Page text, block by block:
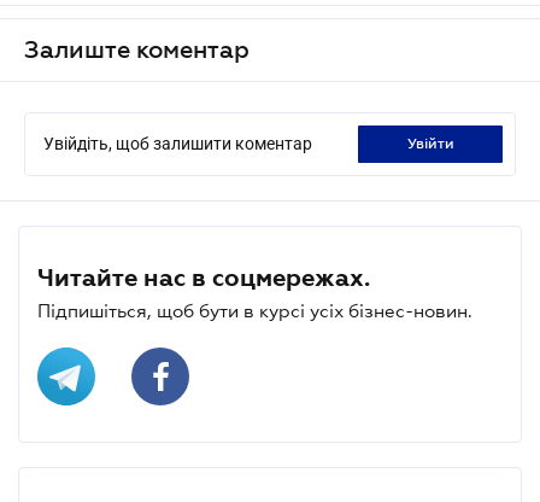
Залиште коментар
Увійдіть, щоб залишити коментар увійти
Читайте нас в соцмережах.
Підпишіться, щоб бути в курсі усіх бізнес-новин.